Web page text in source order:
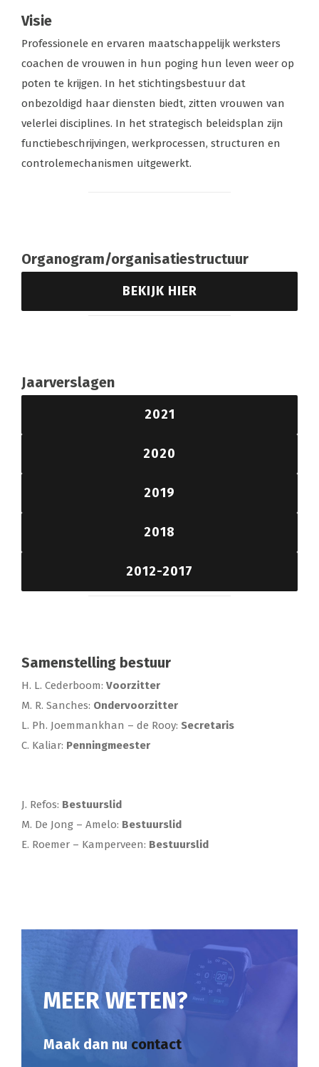
Visie
Professionele en ervaren maatschappelijk werksters
coachen de vrouwen in hun poging hun leven weer op
poten te krijgen. In het stichtingsbestuur dat
onbezoldigd haar diensten biedt, zitten vrouwen van
velerlei disciplines. In het strategisch beleidsplan zijn
functiebeschrijvingen, werkprocessen, structuren en
controlemechanismen uitgewerkt.
Organogram/organisatiestructuur
BEKIJK HIER
Jaarverslagen
2021
2020
2019
2018
2012-2017
Samenstelling bestuur
H. L. Cederboom: Voorzitter
M. R. Sanches: Ondervoorzitter
L. Ph. Joemmankhan – de Rooy: Secretaris
C. Kaliar: Penningmeester
J. Refos: Bestuurslid
M. De Jong – Amelo: Bestuurslid
E. Roemer – Kamperveen: Bestuurslid
MEER WETEN?
Maak dan nu contact